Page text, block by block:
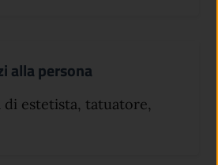
alla persona
estetista, tatuatore,